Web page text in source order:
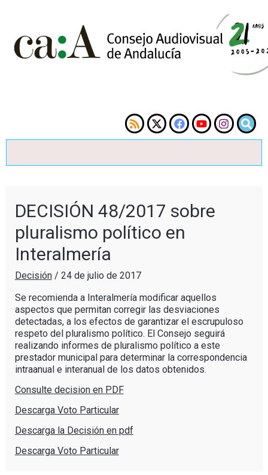
DECISIÓN 48/2017 sobre
pluralismo político en
Interalmería
Decisión/ 24 de julio de 2017
Se recomienda a Interalmería modificar aquellos
aspectos que permitan corregir las desviaciones
detectadas, a los efectos de garantizar el escrupuloso
respeto del pluralismo político. El Consejo seguirá
realizando informes de pluralismo político a este
prestador municipal para determinar la correspondencia
intraanual e interanual de los datos obtenidos.
Consulte decision en PDF
Descarga Voto Particular
Descarga la Decisión en pdf
Descarga Voto Particular